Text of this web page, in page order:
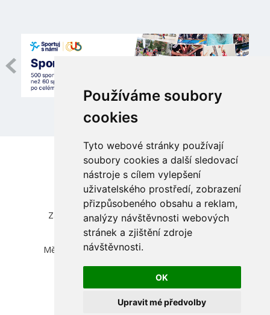
Používáme soubory
cookies
Tyto webové stránky používají
soubory cookies a další sledovací
nástroje s cílem vylepšení
uživatelského prostředí, zobrazení
přizpůsobeného obsahu a reklam,
analýzy návštěvnosti webových
stránek a zjištění zdroje
návštěvnosti.
OK
Upravit mé předvolby
Česká unie sportu, z.s.
Zátopkova 100/2, Praha 6 - Břevnov, 169 00
IČ 00469548, DIČ CZ00469548
zapsána ve spolkovém rejstříku vedeném
Městským soudem v Praze, oddíl L, vložka 830
info@cuscz.cz
přihlásit